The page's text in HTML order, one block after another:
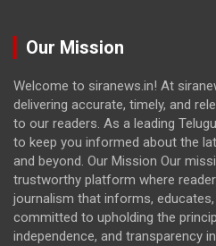
Our Mission
Welcome to siranews.in! At
delivering accurate, timely, and
to our readers. As a leading
to keep you informed about the
and beyond. Our Mission Our
trustworthy platform where
journalism that informs, educates,
committed to upholding the
independence, and transparency